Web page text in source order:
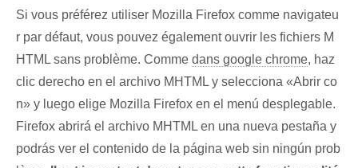
Si vous préférez utiliser Mozilla Firefox comme navigateu
r par défaut, vous pouvez également ouvrir les fichiers M
HTML sans problème. Comme dans google chrome, haz⁢
clic derecho en el ⁢archivo ⁤MHTML⁢ y selecciona «Abrir co
n» ⁣y luego elige Mozilla Firefox‍ en el menú desplegable.⁤
Firefox abrirá el archivo MHTML‌ en‍ una nueva pestaña y
podrás ver el contenido de la página web sin ningún prob